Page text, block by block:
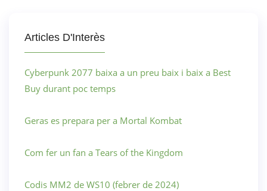
Articles D'Interès
Cyberpunk 2077 baixa a un preu baix i baix a Best
Buy durant poc temps
Geras es prepara per a Mortal Kombat
Com fer un fan a Tears of the Kingdom
Codis MM2 de WS10 (febrer de 2024)